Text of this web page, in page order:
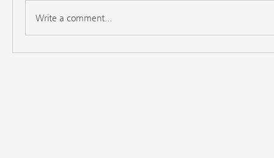
Write a comment...